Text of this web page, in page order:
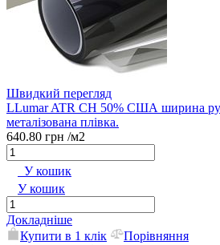
Швидкий перегляд
LLumar ATR CH 50% США ширина
металізована плівка.
640.80 грн /м2
У кошик
У кошик
Докладніше
Купити в 1 клік
Порівняння